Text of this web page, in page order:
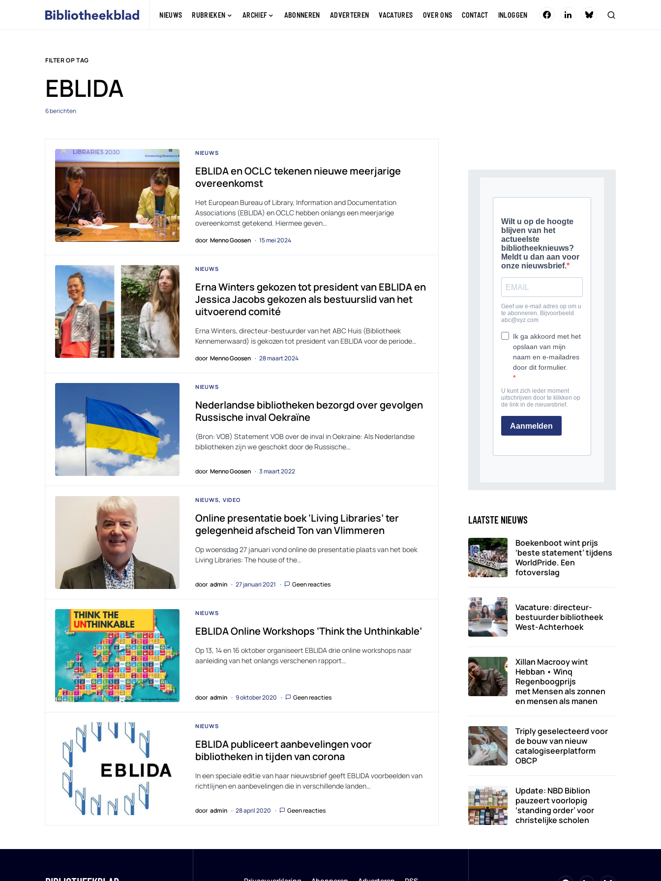
NIEUWS RUBRIEKEN ARCHIEF ABONNEREN ADVERTEREN VACATURES OVER ONS CONTACT INLOGGEN
FILTER OP TAG
EBLIDA
6 berichten
NIEUWS
EBLIDA en OCLC tekenen nieuwe meerjarige
overeenkomst
Het European Bureau of Library, Information and Documentation
Associations (EBLIDA) en OCLC hebben onlangs een meerjarige
overeenkomst getekend. Hiermee geven…
door Menno Goosen 15 mei 2024
NIEUWS
Erna Winters gekozen tot president van EBLIDA en
Jessica Jacobs gekozen als bestuurslid van het
uitvoerend comité
Erna Winters, directeur-bestuurder van het ABC Huis (Bibliotheek
Kennemerwaard) is gekozen tot president van EBLIDA voor de periode…
door Menno Goosen 28 maart 2024
NIEUWS
Nederlandse bibliotheken bezorgd over gevolgen
Russische inval Oekraïne
(Bron: VOB) Statement VOB over de inval in Oekraine: Als Nederlandse
bibliotheken zijn we geschokt door de Russische…
door Menno Goosen 3 maart 2022
NIEUWS VIDEO
Online presentatie boek ‘Living Libraries’ ter
gelegenheid afscheid Ton van Vlimmeren
Op woensdag 27 januari vond online de presentatie plaats van het boek
Living Libraries: The house of the…
door admin 27 januari 2021 Geen reacties
NIEUWS
EBLIDA Online Workshops ‘Think the Unthinkable’
Op 13, 14 en 16 oktober organiseert EBLIDA drie online workshops naar
aanleiding van het onlangs verschenen rapport…
door admin 9 oktober 2020 Geen reacties
NIEUWS
EBLIDA publiceert aanbevelingen voor
bibliotheken in tijden van corona
In een speciale editie van haar nieuwsbrief geeft EBLIDA voorbeelden van
richtlijnen en aanbevelingen die in verschillende landen…
door admin 28 april 2020 Geen reacties
LAATSTE NIEUWS
Boekenboot wint prijs
‘beste statement’ tijdens
WorldPride. Een
fotoverslag
Vacature: directeur-
bestuurder bibliotheek
West-Achterhoek
Xillan Macrooy wint
Hebban • Winq
Regenboogprijs
met Mensen als zonnen
en mensen als manen
Triply geselecteerd voor
de bouw van nieuw
catalogiseerplatform
OBCP
Update: NBD Biblion
pauzeert voorlopig
‘standing order’ voor
christelijke scholen